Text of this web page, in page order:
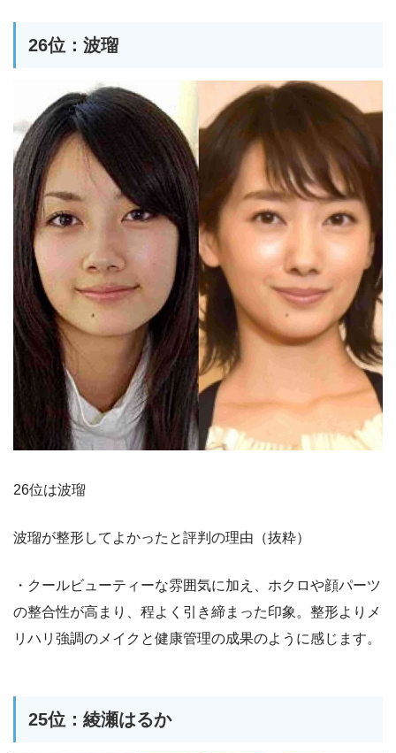
26位：波瑠
26位は波瑠
波瑠が整形してよかったと評判の理由（抜粋）
・クールビューティーな雰囲気に加え、ホクロや顔パーツ
の整合性が高まり、程よく引き締まった印象。整形よりメ
リハリ強調のメイクと健康管理の成果のように感じます。
25位：綾瀬はるか